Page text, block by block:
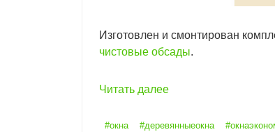
Изготовлен и смонтирован
чистовые обсады.
Читать далее
#окна #деревянныеокна